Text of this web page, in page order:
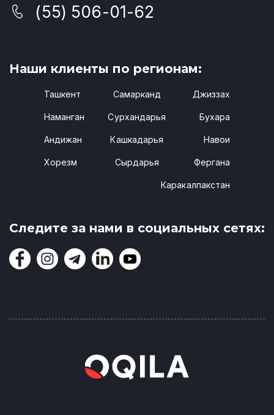
(55) 506-01-62
Наши клиенты по регионам:
Ташкент
Наманган
Андижан
Хорезм
Самарканд
Сурхандарья
Кашкадарья
Сырдарья
Джиззах
Бухара
Навои
Фергана
Каракалпакстан
Следите за нами в социальных сетях: